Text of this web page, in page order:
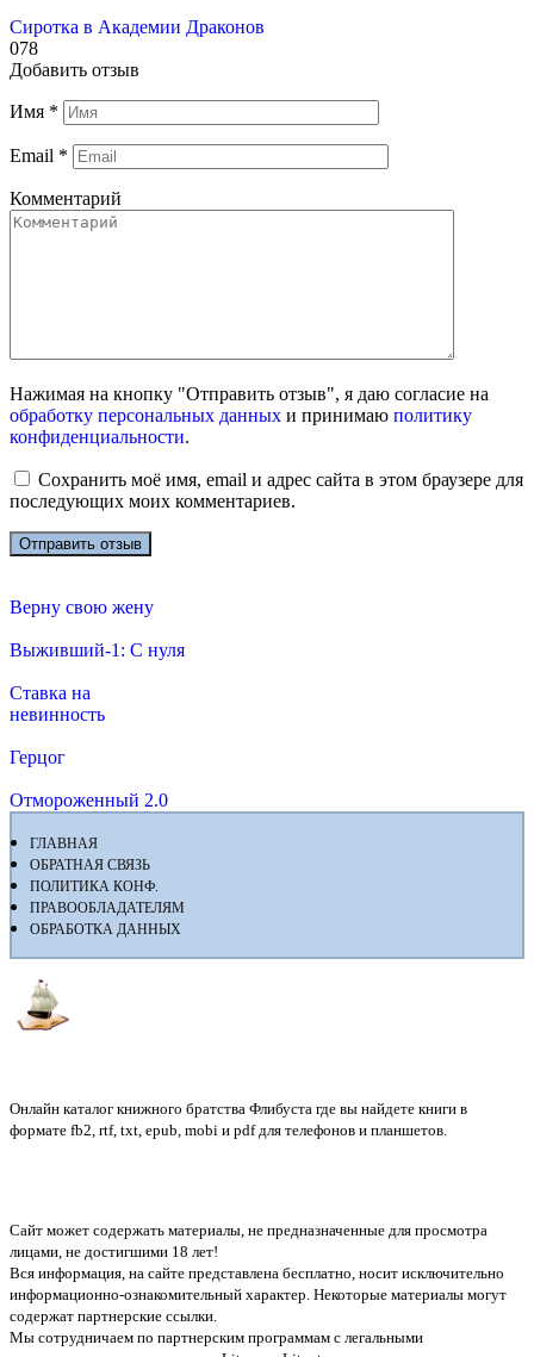
Сиротка в Академии Драконов
078
Добавить отзыв
Имя *
Email *
Комментарий
Нажимая на кнопку "Отправить отзыв", я даю согласие на
обработку персональных данных и принимаю политику
конфиденциальности.
Сохранить моё имя, email и адрес сайта в этом браузере для
последующих моих комментариев.
Верну свою жену
Выживший-1: С нуля
Ставка на
невинность
Герцог
Отмороженный 2.0
ГЛАВНАЯ
ОБРАТНАЯ СВЯЗЬ
ПОЛИТИКА КОНФ.
ПРАВООБЛАДАТЕЛЯМ
ОБРАБОТКА ДАННЫХ
Онлайн каталог книжного братства Флибуста где вы найдете книги в
формате fb2, rtf, txt, epub, mobi и pdf для телефонов и планшетов.
Сайт может содержать материалы, не предназначенные для просмотра
лицами, не достигшими 18 лет!
Вся информация, на сайте представлена бесплатно, носит исключительно
информационно-ознакомительный характер. Некоторые материалы могут
содержат партнерские ссылки.
Мы сотрудничаем по партнерским программам с легальными